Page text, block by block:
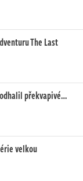
The Last
překvapivé…
velkou